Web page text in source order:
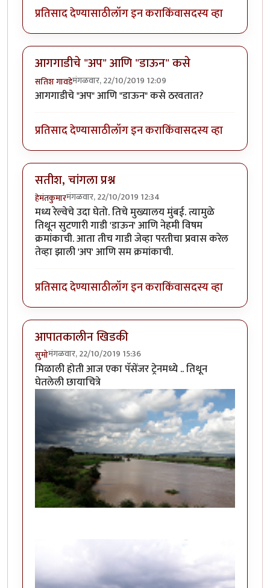
प्रतिसाद देण्यासाठीलॉग इन कराकिंवासदस्य व्हा
आगगाडीचे "अप" आणि "डाऊन" कसे
सतिश गावडेमंगळवार, 22/10/2019 12:09
आगगाडीचे "अप" आणि "डाऊन" कसे ठरवतात?
प्रतिसाद देण्यासाठीलॉग इन कराकिंवासदस्य व्हा
सतीश, चांगला प्रश्न
हेमंतकुमारमंगळवार, 22/10/2019 12:34
मध्य रेल्वेचे उदा घेतो. तिचे मुख्यालय मुंबई. त्यामुळे
तिथून सुटणारी गाडी 'डाऊन' आणि नेहमी विषम
क्रमांकाची. आता तीच गाडी जेव्हा परतीचा प्रवास करेल
तेव्हा झाली 'अप' आणि सम क्रमांकाची.
प्रतिसाद देण्यासाठीलॉग इन कराकिंवासदस्य व्हा
आपातकालीन खिडकी
सुमोमंगळवार, 22/10/2019 15:36
मिळाली होती आज एका पॅसेंजर ट्रेनमध्ये .. तिथून
घेतलेली छायाचित्रे